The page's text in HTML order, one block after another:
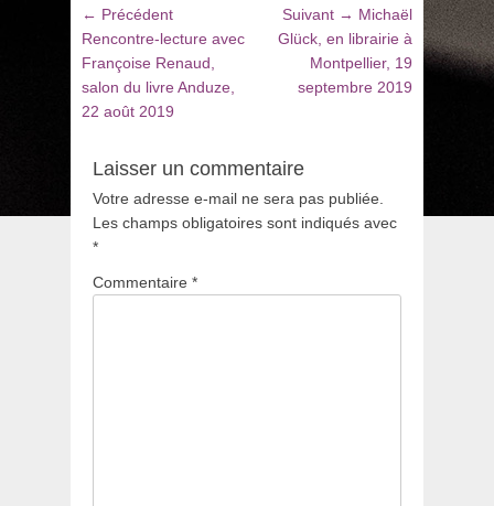
Navigation
de
l’article
← PrécédentArticle
précédent
:
Rencontre-lecture avec
Françoise Renaud,
salon du livre Anduze,
22 août 2019
Suivant → Article
suivant
:
Michaël
Glück, en librairie à
Montpellier, 19
septembre 2019
Laisser un commentaire
Votre adresse e-mail ne sera pas publiée.
Les champs obligatoires sont indiqués avec
*
Commentaire *